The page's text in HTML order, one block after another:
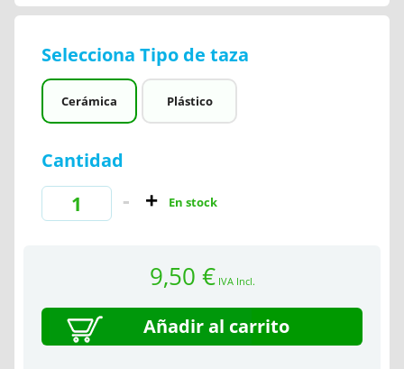
Selecciona Tipo de taza
Cerámica Plástico
Cantidad
En stock
9,50 €IVA Incl.
Añadir al carrito